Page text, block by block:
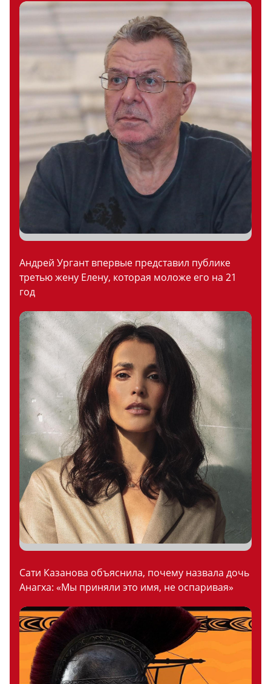
Андрей Ургант впервые представил публике
третью жену Елену, которая моложе его на 21
год
Сати Казанова объяснила, почему назвала дочь
Анагха: «Мы приняли это имя, не оспаривая»